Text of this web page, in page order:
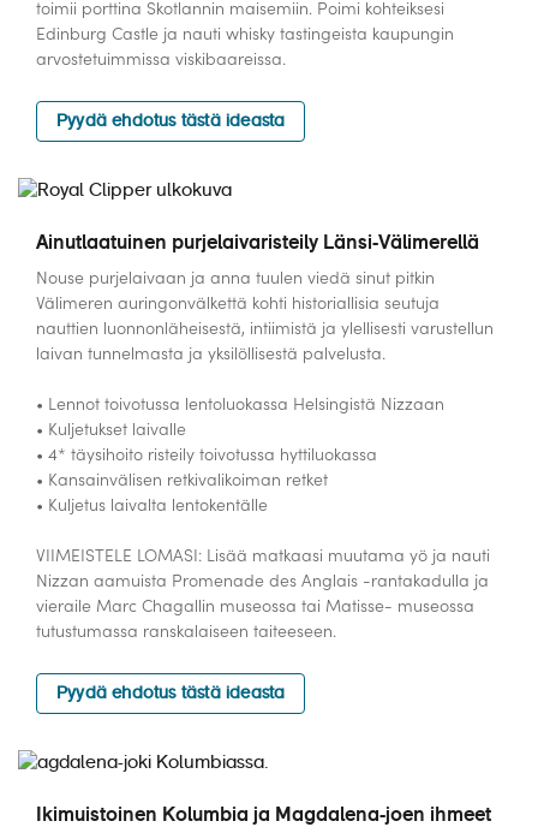
toimii porttina Skotlannin maisemiin. Poimi kohteiksesi
Edinburg Castle ja nauti whisky tastingeista kaupungin
arvostetuimmissa viskibaareissa.
Pyydä ehdotus tästä ideasta
Ainutlaatuinen purjelaivaristeily Länsi-Välimerellä
Nouse purjelaivaan ja anna tuulen viedä sinut pitkin
Välimeren auringonvälkettä kohti historiallisia seutuja
nauttien luonnonläheisestä, intiimistä ja ylellisesti varustellun
laivan tunnelmasta ja yksilöllisestä palvelusta.
• Lennot toivotussa lentoluokassa Helsingistä Nizzaan
• Kuljetukset laivalle
• 4* täysihoito risteily toivotussa hyttiluokassa
• Kansainvälisen retkivalikoiman retket
• Kuljetus laivalta lentokentälle
VIIMEISTELE LOMASI: Lisää matkaasi muutama yö ja nauti
Nizzan aamuista Promenade des Anglais -rantakadulla ja
vieraile Marc Chagallin museossa tai Matisse- museossa
tutustumassa ranskalaiseen taiteeseen.
Pyydä ehdotus tästä ideasta
Ikimuistoinen Kolumbia ja Magdalena-joen ihmeet